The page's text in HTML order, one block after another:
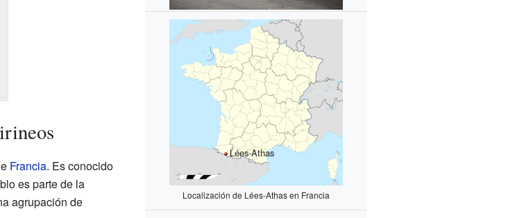
Lées-Athas
Localización de Lées-Athas en Francia
Francia. Es conocido
es parte de la
agrupación de